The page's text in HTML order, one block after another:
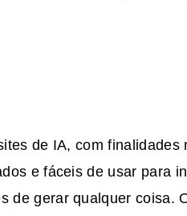
de IA, com
e fáceis de usar para
de gerar qualquer coisa.